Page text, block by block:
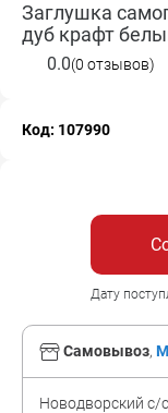
Заглушка
дуб крафт
0.0(0 отзывов)
Код: 107990
Дату
Самовывоз,
Новодворский с/